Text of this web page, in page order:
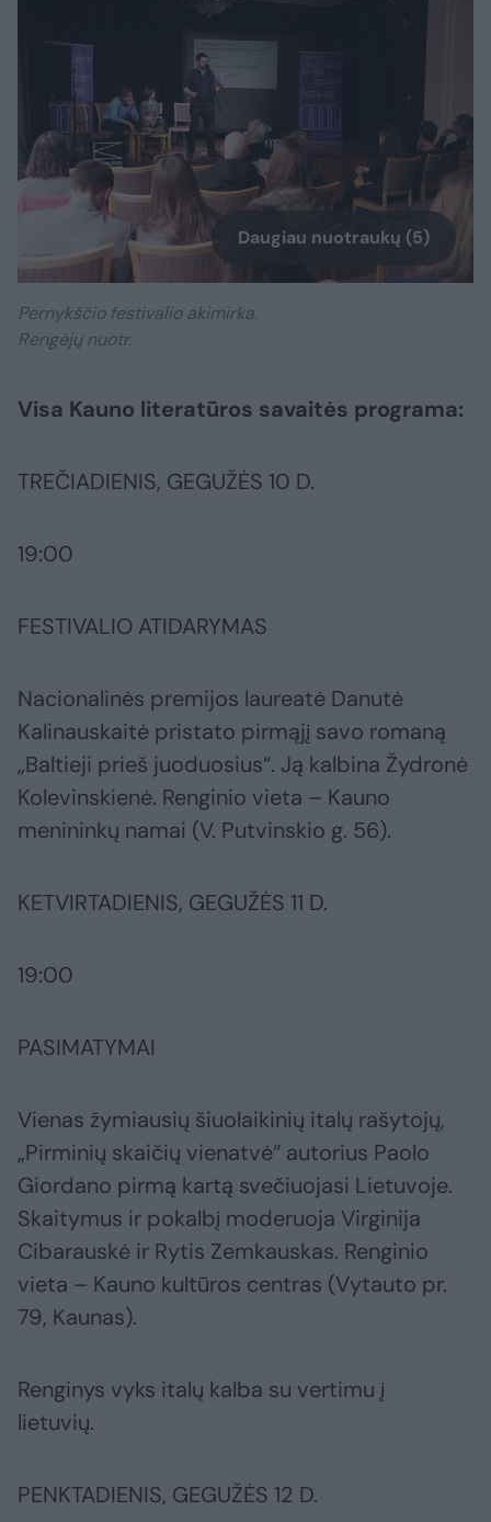
Daugiau nuotraukų (5)
Pernykščio festivalio akimirka.
Rengėjų nuotr.
Visa Kauno literatūros savaitės programa:
TREČIADIENIS, GEGUŽĖS 10 D.
19:00
FESTIVALIO ATIDARYMAS
Nacionalinės premijos laureatė Danutė
Kalinauskaitė pristato pirmąjį savo romaną
„Baltieji prieš juoduosius“. Ją kalbina Žydronė
Kolevinskienė. Renginio vieta – Kauno
menininkų namai (V. Putvinskio g. 56).
KETVIRTADIENIS, GEGUŽĖS 11 D.
19:00
PASIMATYMAI
Vienas žymiausių šiuolaikinių italų rašytojų,
„Pirminių skaičių vienatvė“ autorius Paolo
Giordano pirmą kartą svečiuojasi Lietuvoje.
Skaitymus ir pokalbį moderuoja Virginija
Cibarauskė ir Rytis Zemkauskas. Renginio
vieta – Kauno kultūros centras (Vytauto pr.
79, Kaunas).
Renginys vyks italų kalba su vertimu į
lietuvių.
PENKTADIENIS, GEGUŽĖS 12 D.